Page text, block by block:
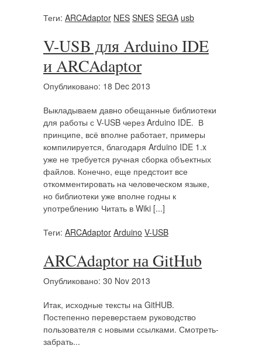
Теги: ARCAdaptor NES SNES SEGA usb
V-USB для Arduino IDE
и ARCAdaptor
Опубликовано: 18 Dec 2013
Выкладываем давно обещанные библиотеки
для работы с V-USB через Arduino IDE. В
принципе, всё вполне работает, примеры
компилируется, благодаря Arduino IDE 1.x
уже не требуется ручная сборка объектных
файлов. Конечно, еще предстоит все
откомментировать на человеческом языке,
но библиотеки уже вполне годны к
употреблению Читать в Wiki [...]
Теги: ARCAdaptor Arduino V-USB
ARCAdaptor на GitHub
Опубликовано: 30 Nov 2013
Итак, исходные тексты на GitHUB.
Постепенно переверстаем руководство
пользователя с новыми ссылками. Смотреть-
забрать...